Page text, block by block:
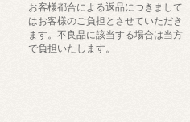
お客様都合による返品につきまして
はお客様のご負担とさせていただき
ます。不良品に該当する場合は当方
で負担いたします。